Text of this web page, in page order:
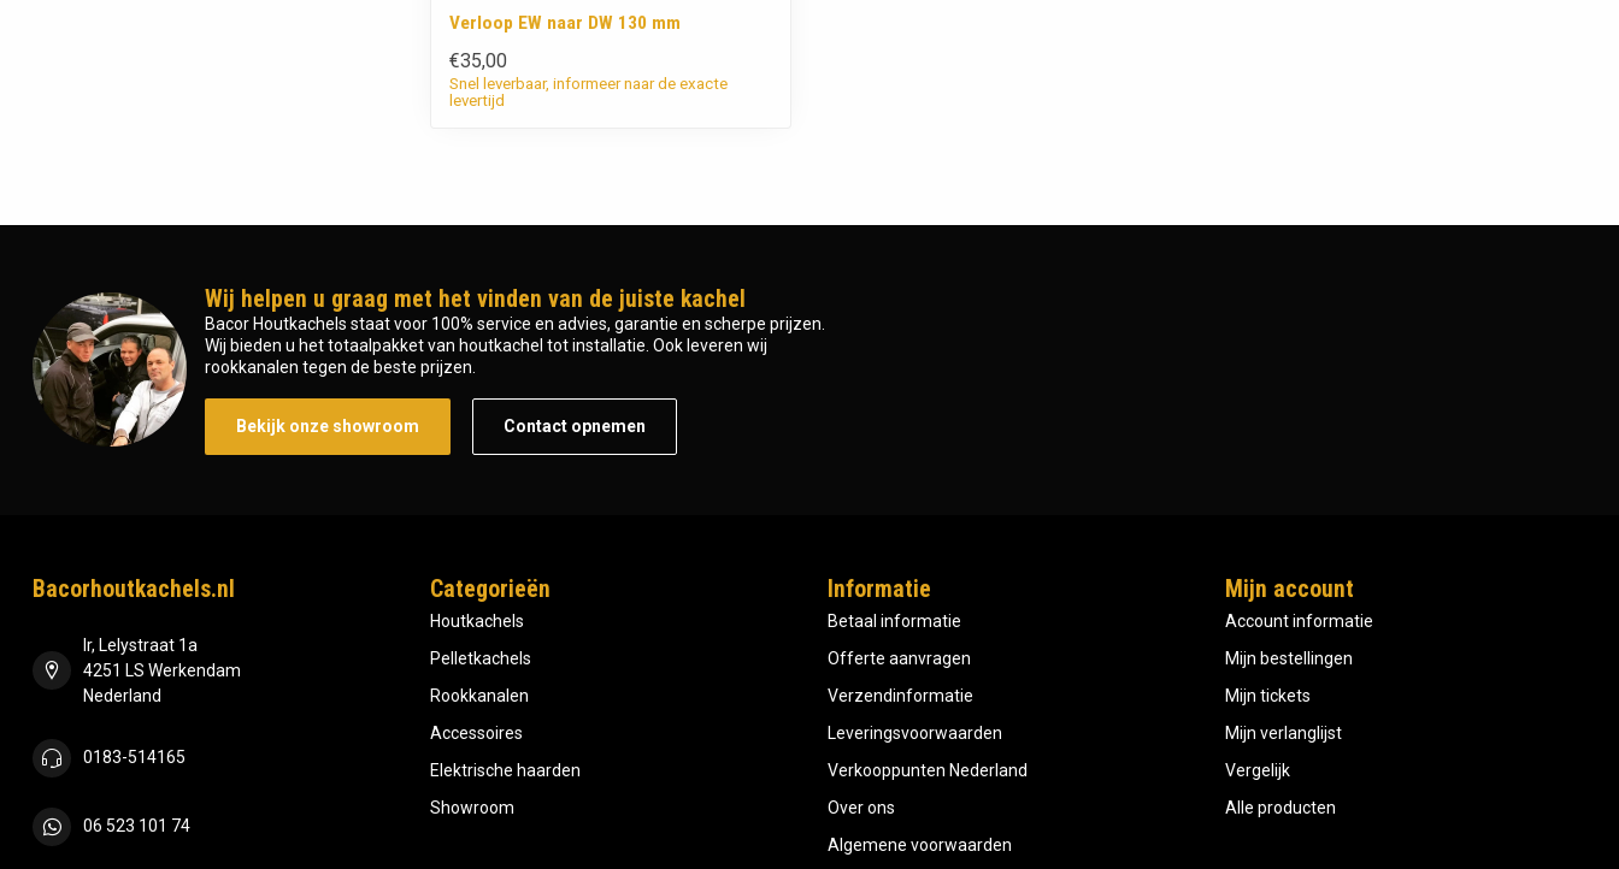
Verloop EW naar DW 130 mm
€35,00
Snel leverbaar, informeer naar de exacte
levertijd
Wij helpen u graag met het vinden van de juiste kachel
Bacor Houtkachels staat voor 100% service en advies, garantie en scherpe prijzen.
Wij bieden u het totaalpakket van houtkachel tot installatie. Ook leveren wij
rookkanalen tegen de beste prijzen.
Bekijk onze showroom Contact opnemen
Bacorhoutkachels.nl
Ir, Lelystraat 1a
4251 LS Werkendam
Nederland
0183-514165
06 523 101 74
Categorieën
Houtkachels
Pelletkachels
Rookkanalen
Accessoires
Elektrische haarden
Showroom
Informatie
Betaal informatie
Offerte aanvragen
Verzendinformatie
Leveringsvoorwaarden
Verkooppunten Nederland
Over ons
Algemene voorwaarden
Mijn account
Account informatie
Mijn bestellingen
Mijn tickets
Mijn verlanglijst
Vergelijk
Alle producten